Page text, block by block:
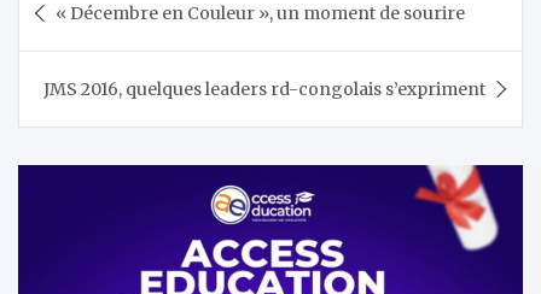
de « Décembre en Couleur », un moment de sourire
JMS 2016, quelques leaders rd-congolais s’expriment